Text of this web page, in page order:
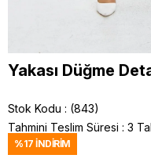
Yakası Düğme
Stok Kodu
(843)
Tahmini Teslim Süresi : 3
%17 İNDIRIM